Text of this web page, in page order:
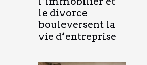
le divorce
bouleversent la
vie d’entreprise